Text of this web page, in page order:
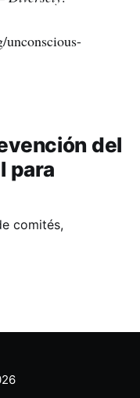
del
para
comités,